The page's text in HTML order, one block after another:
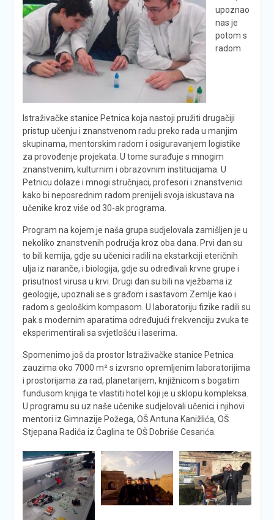
upoznao
nas je
potom s
radom
Istraživačke stanice Petnica koja nastoji pružiti drugačiji
pristup učenju i znanstvenom radu preko rada u manjim
skupinama, mentorskim radom i osiguravanjem logistike
za provođenje projekata. U tome surađuje s mnogim
znanstvenim, kulturnim i obrazovnim institucijama. U
Petnicu dolaze i mnogi stručnjaci, profesori i znanstvenici
kako bi neposrednim radom prenijeli svoja iskustava na
učenike kroz više od 30-ak programa.
Program na kojem je naša grupa sudjelovala zamišljen je u
nekoliko znanstvenih područja kroz oba dana. Prvi dan su
to bili kemija, gdje su učenici radili na ekstarkciji eteričnih
ulja iz naranče, i biologija, gdje su određivali krvne grupe i
prisutnost virusa u krvi. Drugi dan su bili na vježbama iz
geologije, upoznali se s građom i sastavom Zemlje kao i
radom s geološkim kompasom. U laboratoriju fizike radili su
pak s modernim aparatima određujući frekvenciju zvuka te
eksperimentirali sa svjetlošću i laserima.
Spomenimo još da prostor Istraživačke stanice Petnica
zauzima oko 7000 m² s izvrsno opremljenim laboratorijima
i prostorijama za rad, planetarijem, knjižnicom s bogatim
fundusom knjiga te vlastiti hotel koji je u sklopu kompleksa.
U programu su uz naše učenike sudjelovali učenici i njihovi
mentori iz Gimnazije Požega, OŠ Antuna Kanižlića, OŠ
Stjepana Radića iz Čaglina te OŠ Dobriše Cesarića.